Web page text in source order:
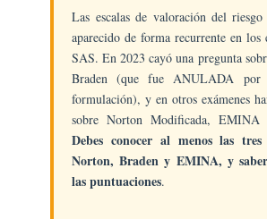
Las escalas de valoración del
aparecido de forma recurrente en los
SAS. En 2023 cayó una pregunta
Braden (que fue ANULADA
formulación), y en otros exámenes
sobre Norton Modificada, EMINA
Debes conocer al menos las
Norton, Braden y EMINA, y
las puntuaciones.